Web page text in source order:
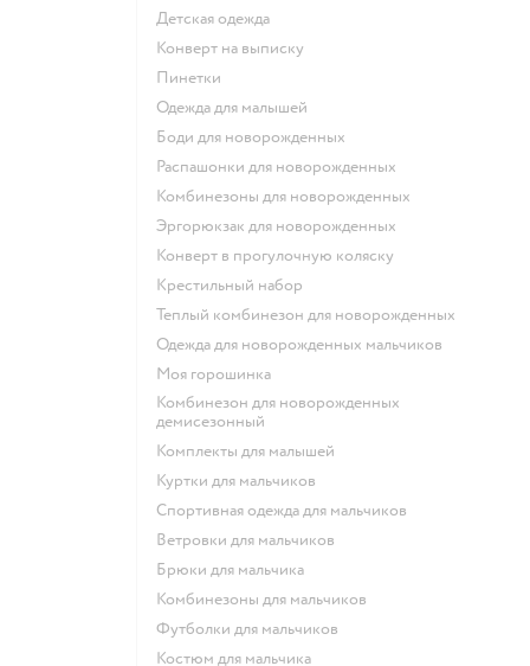
Детская одежда
Конверт на выписку
Пинетки
Одежда для малышей
Боди для новорожденных
Распашонки для новорожденных
Комбинезоны для новорожденных
Эргорюкзак для новорожденных
Конверт в прогулочную коляску
Крестильный набор
Теплый комбинезон для новорожденных
Одежда для новорожденных мальчиков
Моя горошинка
Комбинезон для новорожденных
демисезонный
Комплекты для малышей
Куртки для мальчиков
Спортивная одежда для мальчиков
Ветровки для мальчиков
Брюки для мальчика
Комбинезоны для мальчиков
Футболки для мальчиков
Костюм для мальчика